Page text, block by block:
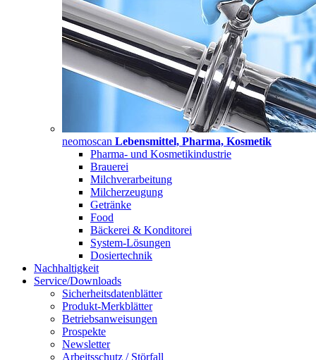
neomoscan Lebensmittel, Pharma, Kosmetik
Pharma- und Kosmetikindustrie
Brauerei
Milchverarbeitung
Milcherzeugung
Getränke
Food
Bäckerei & Konditorei
System-Lösungen
Dosiertechnik
Nachhaltigkeit
Service/Downloads
Sicherheitsdatenblätter
Produkt-Merkblätter
Betriebsanweisungen
Prospekte
Newsletter
Arbeitsschutz / Störfall